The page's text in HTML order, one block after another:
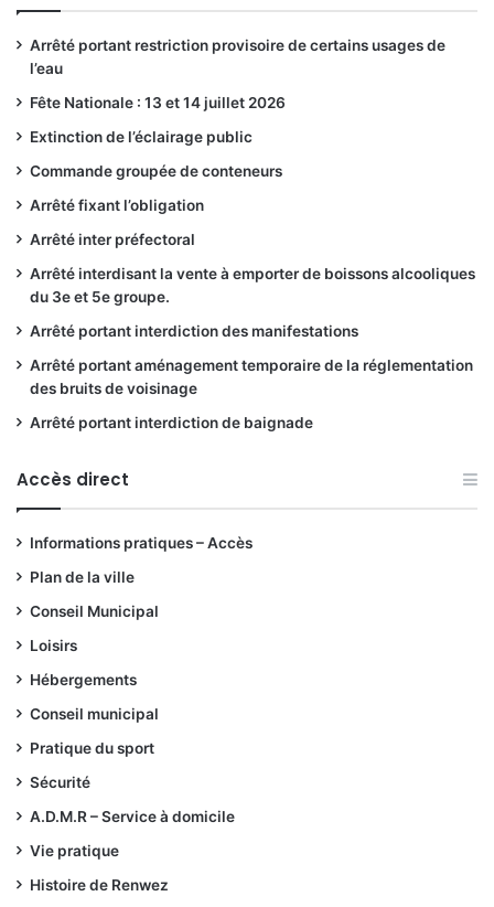
Arrêté portant restriction provisoire de certains usages de
l’eau
Fête Nationale : 13 et 14 juillet 2026
Extinction de l’éclairage public
Commande groupée de conteneurs
Arrêté fixant l’obligation
Arrêté inter préfectoral
Arrêté interdisant la vente à emporter de boissons alcooliques
du 3e et 5e groupe.
Arrêté portant interdiction des manifestations
Arrêté portant aménagement temporaire de la réglementation
des bruits de voisinage
Arrêté portant interdiction de baignade
Accès direct
Informations pratiques – Accès
Plan de la ville
Conseil Municipal
Loisirs
Hébergements
Conseil municipal
Pratique du sport
Sécurité
A.D.M.R – Service à domicile
Vie pratique
Histoire de Renwez